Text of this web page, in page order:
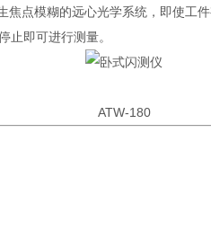
点模糊的远心光学系统，即使工
止即可进行测量。
ATW-180